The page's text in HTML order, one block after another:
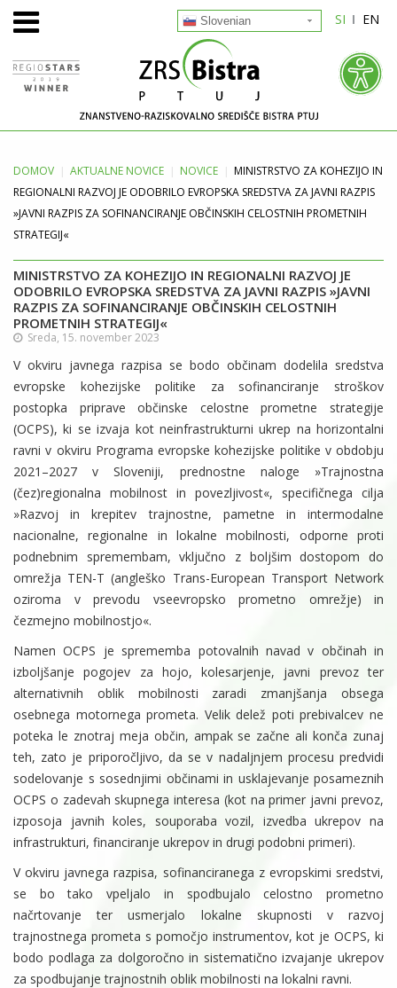
SI EN
Slovenian
DOMOV AKTUALNE NOVICE NOVICE
MINISTRSTVO ZA KOHEZIJO IN
REGIONALNI RAZVOJ JE ODOBRILO EVROPSKA SREDSTVA ZA JAVNI RAZPIS
»JAVNI RAZPIS ZA SOFINANCIRANJE OBČINSKIH CELOSTNIH PROMETNIH
STRATEGIJ«
MINISTRSTVO ZA KOHEZIJO IN REGIONALNI RAZVOJ JE
ODOBRILO EVROPSKA SREDSTVA ZA JAVNI RAZPIS »JAVNI
RAZPIS ZA SOFINANCIRANJE OBČINSKIH CELOSTNIH
PROMETNIH STRATEGIJ«
Sreda, 15. november 2023
V okviru javnega razpisa se bodo občinam dodelila sredstva
evropske kohezijske politike za sofinanciranje stroškov
postopka priprave občinske celostne prometne strategije
(OCPS), ki se izvaja kot neinfrastrukturni ukrep na horizontalni
ravni v okviru Programa evropske kohezijske politike v obdobju
2021–2027 v Sloveniji, prednostne naloge »Trajnostna
(čez)regionalna mobilnost in povezljivost«, specifičnega cilja
»Razvoj in krepitev trajnostne, pametne in intermodalne
nacionalne, regionalne in lokalne mobilnosti, odporne proti
podnebnim spremembam, vključno z boljšim dostopom do
omrežja TEN-T (angleško Trans-European Transport Network
oziroma v prevodu vseevropsko prometno omrežje) in
čezmejno mobilnostjo«.
Namen OCPS je sprememba potovalnih navad v občinah in
izboljšanje pogojev za hojo, kolesarjenje, javni prevoz ter
alternativnih oblik mobilnosti zaradi zmanjšanja obsega
osebnega motornega prometa. Velik delež poti prebivalcev ne
poteka le znotraj meja občin, ampak se začne ali konča zunaj
teh, zato je priporočljivo, da se v nadaljnjem procesu predvidi
sodelovanje s sosednjimi občinami in usklajevanje posameznih
OCPS o zadevah skupnega interesa (kot na primer javni prevoz,
izposoja javnih koles, souporaba vozil, izvedba ukrepov na
infrastrukturi, financiranje ukrepov in drugi podobni primeri).
V okviru javnega razpisa, sofinanciranega z evropskimi sredstvi,
se bo tako vpeljalo in spodbujalo celostno prometno
načrtovanje ter usmerjalo lokalne skupnosti v razvoj
trajnostnega prometa s pomočjo instrumentov, kot je OCPS, ki
bodo podlaga za dolgoročno in sistematično izvajanje ukrepov
za spodbujanje trajnostnih oblik mobilnosti na lokalni ravni.